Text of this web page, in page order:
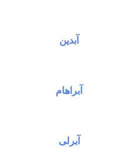
آبدین
آبراهام
آبرلی